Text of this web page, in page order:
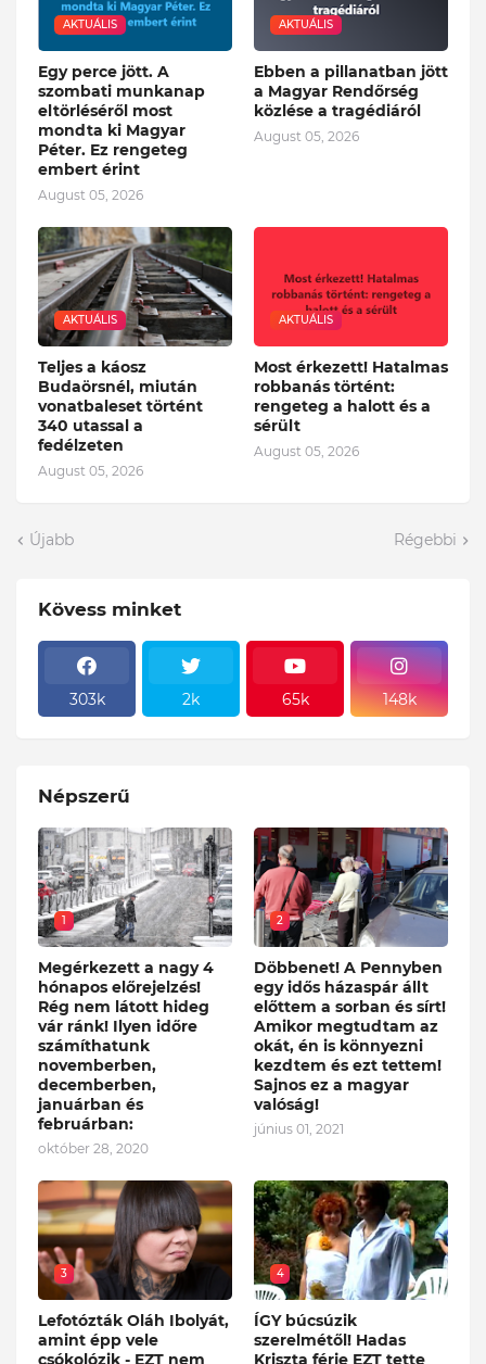
AKTUÁLIS
Egy perce jött. A
szombati munkanap
eltörléséről most
mondta ki Magyar
Péter. Ez rengeteg
embert érint
August 05, 2026
AKTUÁLIS
Ebben a pillanatban jött
a Magyar Rendőrség
közlése a tragédiáról
August 05, 2026
AKTUÁLIS
Teljes a káosz
Budaörsnél, miután
vonatbaleset történt
340 utassal a
fedélzeten
August 05, 2026
AKTUÁLIS
Most érkezett! Hatalmas
robbanás történt:
rengeteg a halott és a
sérült
August 05, 2026
Újabb Régebbi
Kövess minket
303k 2k 65k 148k
Népszerű
1
Megérkezett a nagy 4
hónapos előrejelzés!
Rég nem látott hideg
vár ránk! Ilyen időre
számíthatunk
novemberben,
decemberben,
januárban és
februárban:
október 28, 2020
2
Döbbenet! A Pennyben
egy idős házaspár állt
előttem a sorban és sírt!
Amikor megtudtam az
okát, én is könnyezni
kezdtem és ezt tettem!
Sajnos ez a magyar
valóság!
június 01, 2021
3
Lefotózták Oláh Ibolyát,
amint épp vele
csókolózik - EZT nem
4
ÍGY búcsúzik
szerelmétől! Hadas
Kriszta férje EZT tette